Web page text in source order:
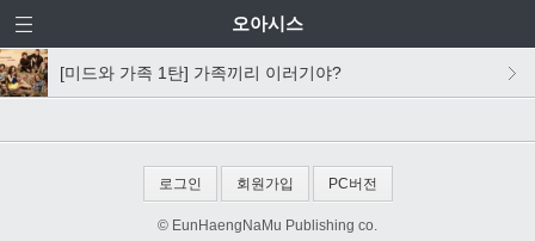
오아시스
[미드와 가족 1탄] 가족끼리 이러기야?
로그인 회원가입 PC버전
© EunHaengNaMu Publishing co.